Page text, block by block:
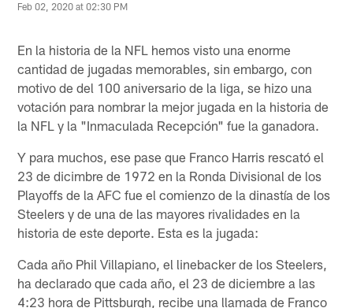
Feb 02, 2020 at 02:30 PM
En la historia de la NFL hemos visto una enorme
cantidad de jugadas memorables, sin embargo, con
motivo de del 100 aniversario de la liga, se hizo una
votación para nombrar la mejor jugada en la historia de
la NFL y la "Inmaculada Recepción" fue la ganadora.
Y para muchos, ese pase que Franco Harris rescató el
23 de dicimbre de 1972 en la Ronda Divisional de los
Playoffs de la AFC fue el comienzo de la dinastía de los
Steelers y de una de las mayores rivalidades en la
historia de este deporte. Esta es la jugada:
Cada año Phil Villapiano, el linebacker de los Steelers,
ha declarado que cada año, el 23 de diciembre a las
4:23 hora de Pittsburgh, recibe una llamada de Franco